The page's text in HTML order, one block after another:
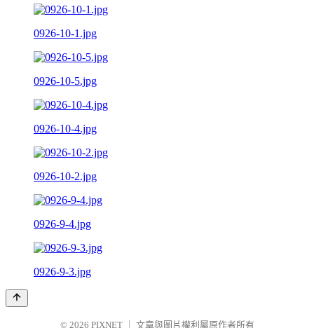
0926-10-1.jpg
0926-10-5.jpg
0926-10-4.jpg
0926-10-2.jpg
0926-9-4.jpg
0926-9-3.jpg
© 2026 PIXNET 文章與圖片權利屬原作者所有